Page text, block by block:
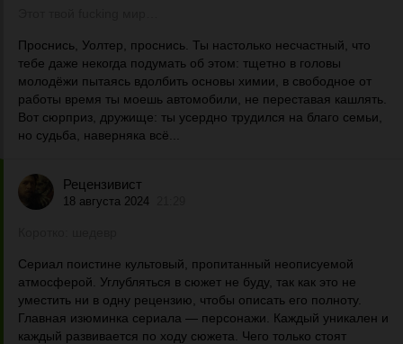
Проснись, Уолтер, проснись. Ты настолько несчастный, что
тебе даже некогда подумать об этом: тщетно в головы
молодёжи пытаясь вдолбить основы химии, в свободное от
работы время ты моешь автомобили, не переставая кашлять.
Вот сюрприз, дружище: ты усердно трудился на благо семьи,
но судьба, наверняка всё...
Рецензивист
18 августа 2024
Сериал поистине культовый, пропитанный неописуемой
атмосферой. Углубляться в сюжет не буду, так как это не
уместить ни в одну рецензию, чтобы описать его полноту.
Главная изюминка сериала — персонажи. Каждый уникален и
каждый развивается по ходу сюжета. Чего только стоят